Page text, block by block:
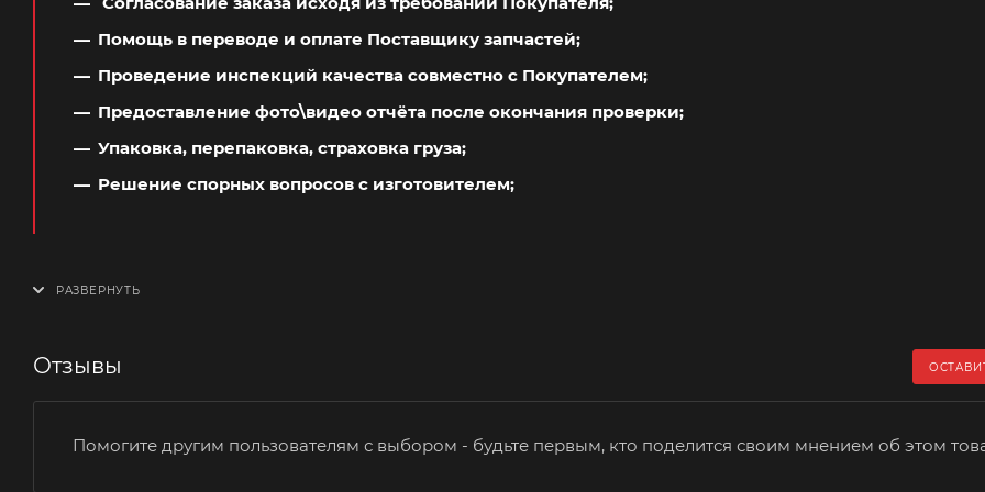
Помощь в переводе и оплате Поставщику запчастей;
Проведение инспекций качества совместно с Покупателем;
Предоставление фото\видео отчёта после окончания проверки;
Упаковка, перепаковка, страховка груза;
Решение спорных вопросов с изготовителем;
Отзывы
Помогите другим пользователям с выбором - будьте первым, кто поделится своим мнением об этом